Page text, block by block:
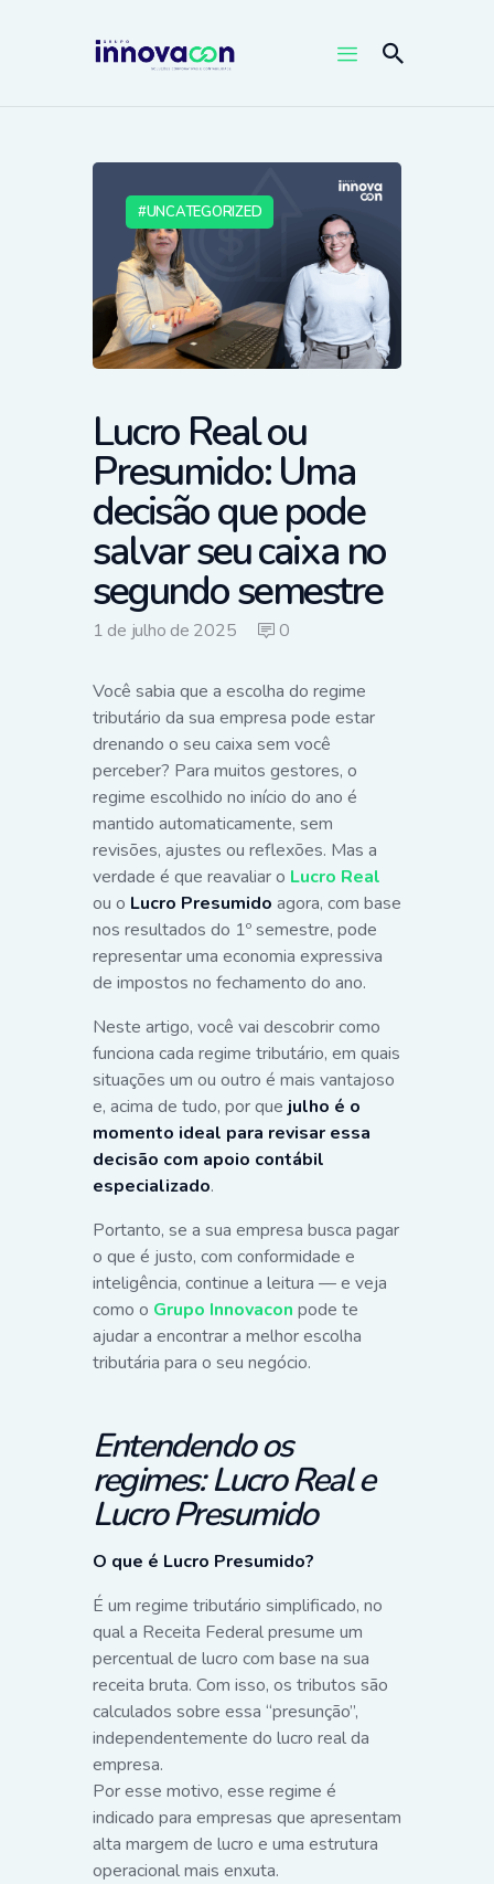
UNCATEGORIZED
Lucro Real ou
Presumido: Uma
decisão que pode
salvar seu caixa no
segundo semestre
1 de julho de 2025 0
Você sabia que a escolha do regime
tributário da sua empresa pode estar
drenando o seu caixa sem você
perceber? Para muitos gestores, o
regime escolhido no início do ano é
mantido automaticamente, sem
revisões, ajustes ou reflexões. Mas a
verdade é que reavaliar o Lucro Real
ou o Lucro Presumido agora, com base
nos resultados do 1º semestre, pode
representar uma economia expressiva
de impostos no fechamento do ano.
Neste artigo, você vai descobrir como
funciona cada regime tributário, em quais
situações um ou outro é mais vantajoso
e, acima de tudo, por que julho é o
momento ideal para revisar essa
decisão com apoio contábil
especializado.
Portanto, se a sua empresa busca pagar
o que é justo, com conformidade e
inteligência, continue a leitura — e veja
como o Grupo Innovacon pode te
ajudar a encontrar a melhor escolha
tributária para o seu negócio.
Entendendo os
regimes: Lucro Real e
Lucro Presumido
O que é Lucro Presumido?
É um regime tributário simplificado, no
qual a Receita Federal presume um
percentual de lucro com base na sua
receita bruta. Com isso, os tributos são
calculados sobre essa “presunção”,
independentemente do lucro real da
empresa.
Por esse motivo, esse regime é
indicado para empresas que apresentam
alta margem de lucro e uma estrutura
operacional mais enxuta.